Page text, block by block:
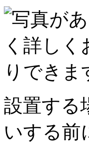
設置する
いする前